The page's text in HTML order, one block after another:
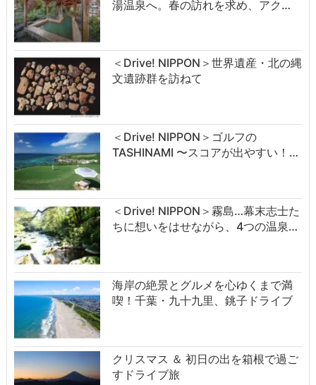
湯温泉へ。春の訪れを求め、アク…
＜Drive! NIPPON＞世界遺産・北の縄
文遺跡群を訪ねて
＜Drive! NIPPON＞ゴルフの
TASHINAMI 〜スコアが出やすい！…
＜Drive! NIPPON＞霧島…幕末志士た
ちに想いをはせながら、4つの温泉…
海岸の絶景とグルメを心ゆくまで満
喫！千葉・九十九里、銚子ドライブ
クリスマス ＆ 初日の出を箱根で過ご
すドライブ旅